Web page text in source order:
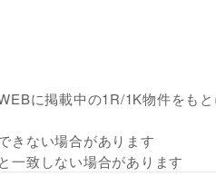
に掲載中の1R/1K物件をも
きない場合があります
一致しない場合があります